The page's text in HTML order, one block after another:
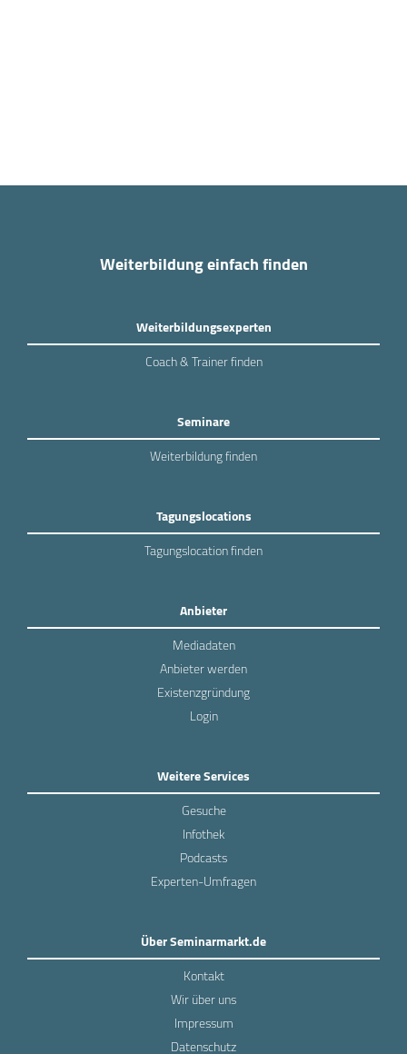
Weiterbildung einfach finden
Weiterbildungsexperten
Coach & Trainer finden
Seminare
Weiterbildung finden
Tagungslocations
Tagungslocation finden
Anbieter
Mediadaten
Anbieter werden
Existenzgründung
Login
Weitere Services
Gesuche
Infothek
Podcasts
Experten-Umfragen
Über Seminarmarkt.de
Kontakt
Wir über uns
Impressum
Datenschutz